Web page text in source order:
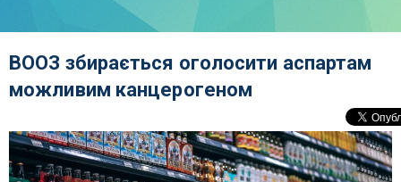
ВООЗ збирається оголосити аспартам
можливим канцерогеном